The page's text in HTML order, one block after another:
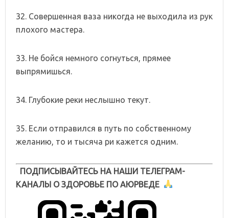
32. Совершенная ваза никогда не выходила из рук
плохого мастера.
33. Не бойся немного согнуться, прямее
выпрямишься.
34. Глубокие реки неслышно текут.
35. Если отправился в путь по собственному
желанию, то и тысяча ри кажется одним.
ПОДПИСЫВАЙТЕСЬ НА НАШИ ТЕЛЕГРАМ-
КАНАЛЫ О ЗДОРОВЬЕ ПО АЮРВЕДЕ